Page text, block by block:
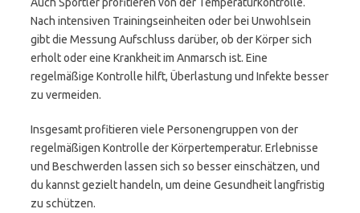
Nach intensiven Trainingseinheiten oder bei Unwohlsein
gibt die Messung Aufschluss darüber, ob der Körper sich
erholt oder eine Krankheit im Anmarsch ist. Eine
regelmäßige Kontrolle hilft, Überlastung und Infekte besser
zu vermeiden.
Insgesamt profitieren viele Personengruppen von der
regelmäßigen Kontrolle der Körpertemperatur. Erlebnisse
und Beschwerden lassen sich so besser einschätzen, und
du kannst gezielt handeln, um deine Gesundheit langfristig
zu schützen.